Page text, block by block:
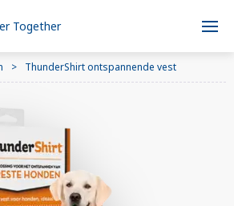
Together
ThunderShirt ontspannende vest